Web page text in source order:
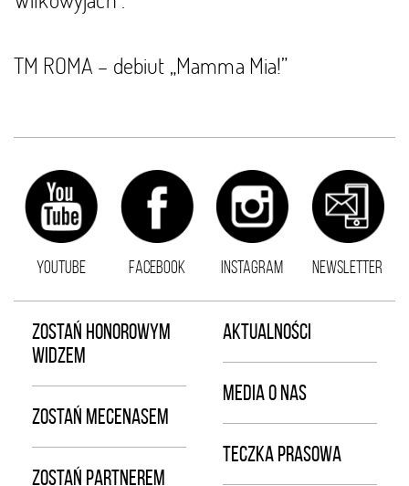
TM ROMA – debiut „Mamma Mia!”
YOUTUBE FACEBOOK INSTAGRAM NEWSLETTER
ZOSTAŃ HONOROWYM
WIDZEM
ZOSTAŃ MECENASEM
ZOSTAŃ PARTNEREM
AKTUALNOŚCI
MEDIA O NAS
TECZKA PRASOWA